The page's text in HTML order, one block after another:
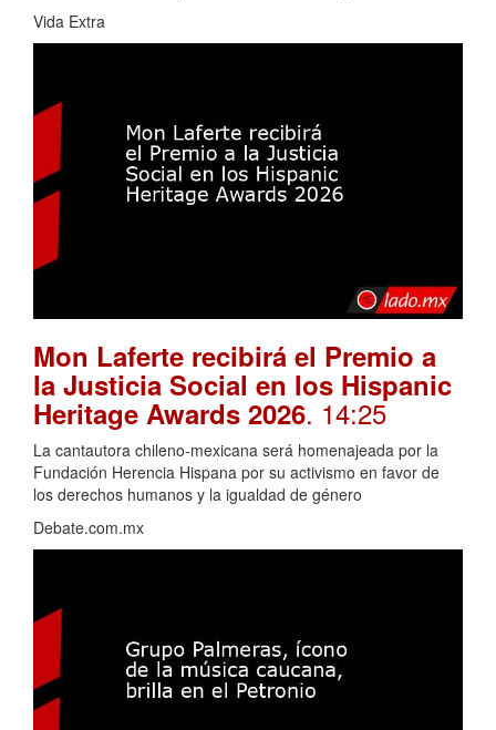
Vida Extra
Mon Laferte recibirá el Premio a
la Justicia Social en los Hispanic
Heritage Awards 2026. 14:25
La cantautora chileno-mexicana será homenajeada por la
Fundación Herencia Hispana por su activismo en favor de
los derechos humanos y la igualdad de género
Debate.com.mx